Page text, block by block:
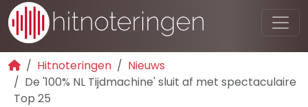
Hitnoteringen
Nieuws
De '100% NL Tijdmachine' sluit af met spectaculaire
Top 25